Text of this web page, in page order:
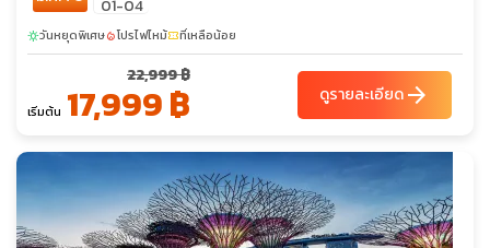
01-04
sunnyวันหยุดพิเศษlocal_fire_departmentโปรไฟไหม้confirmation_numberที่เหลือน้อย
เริ่มต้น
22,999 ฿
17,999 ฿ ดูรายละเอียดarrow_forward